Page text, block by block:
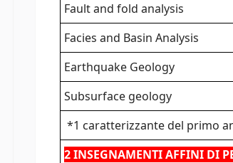
Fault and fold analysis
Facies and Basin Analysis
Earthquake Geology
Subsurface geology
*1 caratterizzante del primo
2 INSEGNAMENTI AFFINI DI